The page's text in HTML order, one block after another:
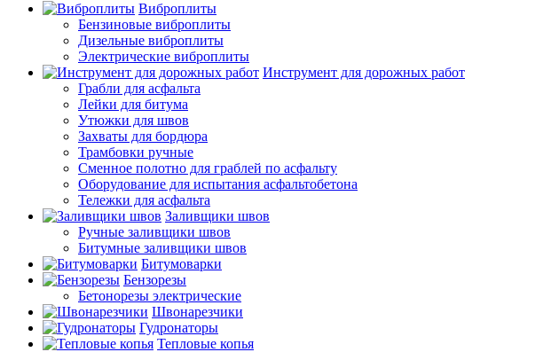
Виброплиты
Бензиновые виброплиты
Дизельные виброплиты
Электрические виброплиты
Инструмент для дорожных работ
Грабли для асфальта
Лейки для битума
Утюжки для швов
Захваты для бордюра
Трамбовки ручные
Сменное полотно для граблей по асфальту
Оборудование для испытания асфальтобетона
Тележки для асфальта
Заливщики швов
Ручные заливщики швов
Битумные заливщики швов
Битумоварки
Бензорезы
Бетонорезы электрические
Швонарезчики
Гудронаторы
Тепловые копья